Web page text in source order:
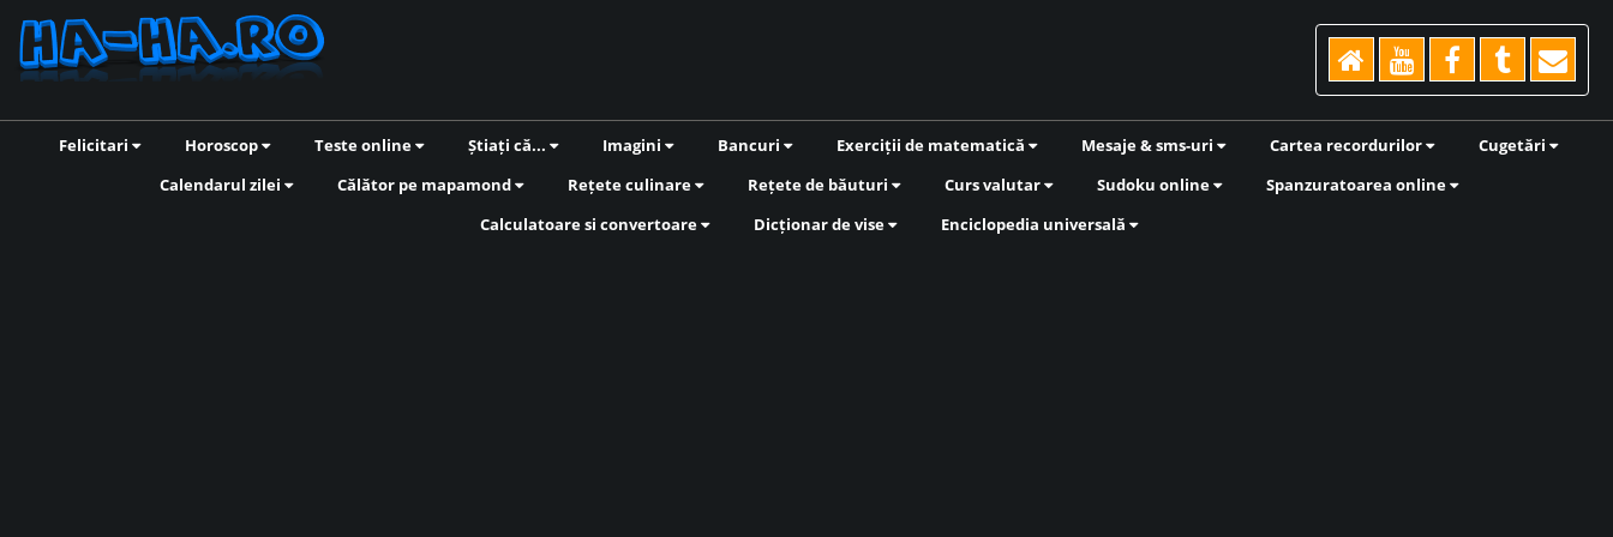
Felicitari Horoscop Teste online Știați că... Imagini Bancuri Exerciții de matematică Mesaje & sms-uri Cartea recordurilor
Cugetări
Calendarul zilei
Călător pe mapamond Rețete culinare Rețete de băuturi Curs valutar Sudoku online
Spanzuratoarea online
Calculatoare si convertoare
Dicționar de vise Enciclopedia universală